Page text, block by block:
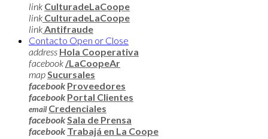
link CulturadeLaCoope
link CulturadeLaCoope
linkAntifraude
Contacto Open or Close
address Hola Cooperativa
facebook /LaCoopeAr
mapSucursales
facebook Proveedores
facebook Portal Clientes
email Credenciales
facebookSala de Prensa
facebook Trabajá en La Coope